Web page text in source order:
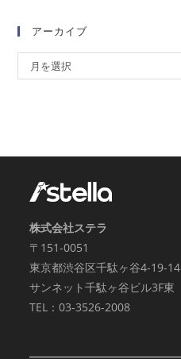
アーカイブ
月を選択
株式会社ステラ
〒151-0051
東京都渋谷区千駄ヶ谷4-19-14
サンネット千駄ヶ谷ビル3F東
TEL：03-3526-2008